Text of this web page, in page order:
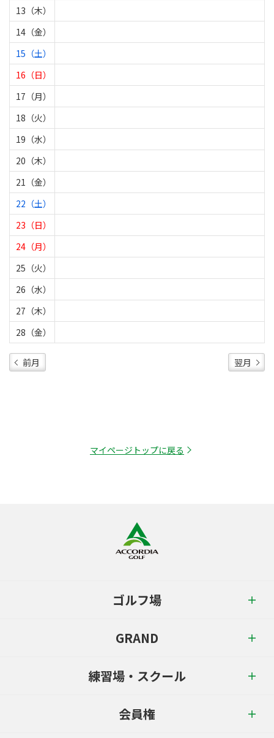
13（木）
14（金）
15（土）
16（日）
17（月）
18（火）
19（水）
20（木）
21（金）
22（土）
23（日）
24（月）
25（火）
26（水）
27（木）
28（金）
前月 翌月
マイページトップに戻る
ゴルフ場
GRAND
練習場・スクール
会員権